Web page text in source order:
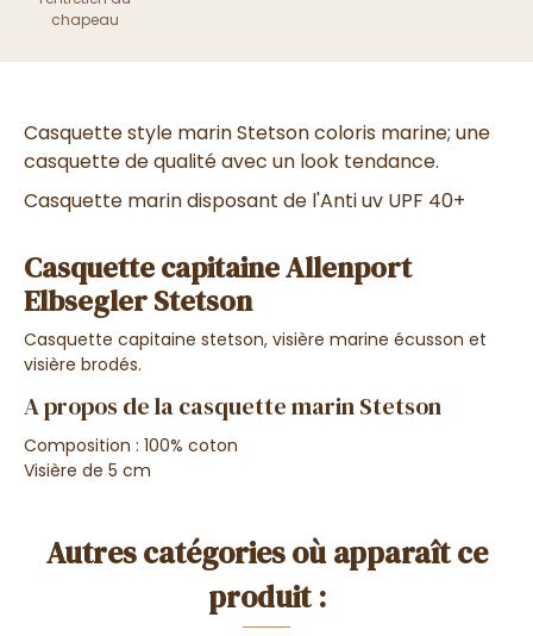
chapeau
Casquette style marin Stetson coloris marine; une
casquette de qualité avec un look tendance.
Casquette marin disposant de l'Anti uv UPF 40+
Casquette capitaine Allenport
Elbsegler Stetson
Casquette capitaine stetson, visière marine écusson et
visière brodés.
A propos de la casquette marin Stetson
Composition : 100% coton
Visière de 5 cm
Autres catégories où apparaît ce
produit :